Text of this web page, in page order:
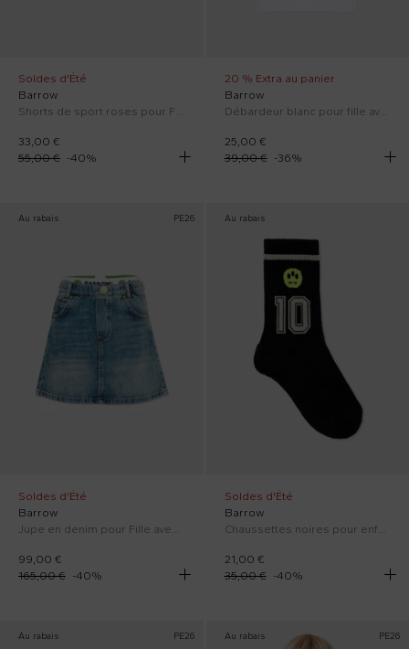
Soldes d'Été
Barrow
Shorts de sport roses pour Fille avec logo
33,00 €
55,00 € -40%
20 % Extra au panier
Barrow
Débardeur blanc pour fille avec logo
25,00 €
39,00 €
-36%
Au rabais PE26
Soldes d'Été
Barrow
Jupe en denim pour Fille avec logo fluo
99,00 €
165,00 € -40%
Au rabais
Soldes d'Été
Barrow
Chaussettes noires pour enfants avec smiley
21,00 €
35,00 €
-40%
Au rabais PE26 Au rabais PE26